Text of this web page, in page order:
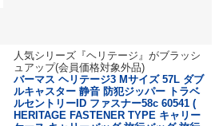
人気シリーズ『ヘリテージ』がブラッシ
ュアップ(会員価格対象外品)
バーマス ヘリテージ3 Mサイズ 57L ダブ
ルキャスター 静音 防犯ジッパー トラベ
ルセントリーID ファスナー58c 60541 (
HERITAGE FASTENER TYPE キャリー